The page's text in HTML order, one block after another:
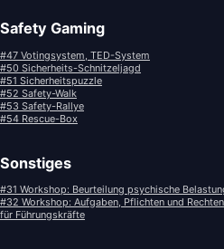
Safety Gaming
#47 Votingsystem, TED-System
#50 Sicherheits-Schnitzeljagd
#51 Sicherheitspuzzle
#52 Safety-Walk
#53 Safety-Rallye
#54 Rescue-Box
Sonstiges
#31 Workshop: Beurteilung psychische
#32 Workshop: Aufgaben, Pflichten und
für Führungskräfte